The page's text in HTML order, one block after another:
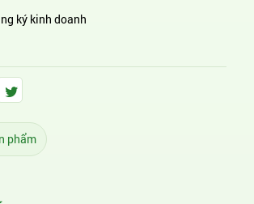
ký kinh doanh
Gia Alpha
Huỳnh Gia Alpha
Huỳnh Gia Alpha
Twitter Huỳnh Gia Alpha
phẩm